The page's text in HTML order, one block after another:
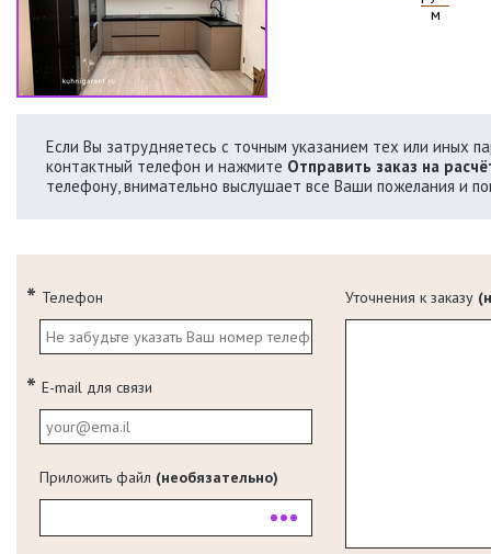
м
Если Вы затрудняетесь с точным указанием тех или иных
контактный телефон и нажмите Отправить заказ на
телефону, внимательно выслушает все Ваши пожелания и
Телефон
E-mail для связи
Приложить файл (необязательно)
Уточнения к заказу